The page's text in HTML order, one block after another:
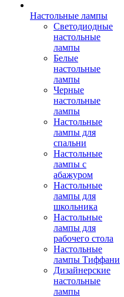
Настольные лампы
Светодиодные
настольные
лампы
Белые
настольные
лампы
Черные
настольные
лампы
Настольные
лампы для
спальни
Настольные
лампы с
абажуром
Настольные
лампы для
школьника
Настольные
лампы для
рабочего стола
Настольные
лампы Тиффани
Дизайнерские
настольные
лампы